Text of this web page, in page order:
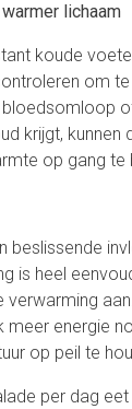
lichaam
koude
om
krijgt, kunnen
op gang te
beslissende
is heel
verwarming
meer energie
op peil te
per dag